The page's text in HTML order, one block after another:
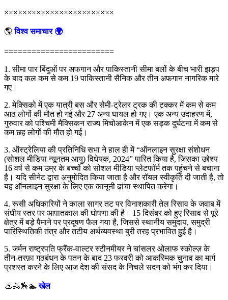
××××××××××××××××××××××××
🌎विश्व समाचार 🌍
========================
1. सीमा पार बिंदुओं पर अफगान और पाकिस्तानी सीमा बलों के बीच भारी झड़प
के बाद कल कम से कम 19 पाकिस्तानी सैनिक और तीन अफगान नागरिक मारे
गए।
2. मेक्सिको में एक यात्री बस और सेमी-ट्रेलर ट्रक की टक्कर में कम से कम
आठ लोगों की मौत हो गई और 27 अन्य घायल हो गए। एक अन्य उदाहरण में,
गुरुवार को पश्चिमी मैक्सिकन राज्य मिचोआकेन में एक सड़क दुर्घटना में कम से
कम छह लोगों की मौत हो गई।
3. ऑस्ट्रेलिया की प्रतिनिधि सभा ने हाल ही में “ऑनलाइन सुरक्षा संशोधन
(सोशल मीडिया न्यूनतम आयु) विधेयक, 2024” पारित किया है, जिसका उद्देश्य
16 वर्ष से कम उम्र के बच्चों को सोशल मीडिया प्लेटफॉर्म तक पहुंचने से बचाना
है। यदि सीनेट द्वारा अनुमोदित किया जाता है और रॉयल स्वीकृति दी जाती है, तो
यह ऑनलाइन सुरक्षा के लिए एक कानूनी ढांचा स्थापित करेगा।
4. रूसी अधिकारियों ने काला सागर तट पर विनाशकारी तेल रिसाव के जवाब में
संघीय स्तर पर आपातकाल की घोषणा की है। 15 दिसंबर को हुए रिसाव से पूरे
क्षेत्र में बड़े पैमाने पर प्रदूषण फैल गया है, जिससे स्थानीय समुदाय, समुद्री
पारिस्थितिकी तंत्र और तटीय अर्थव्यवस्था बुरी तरह प्रभावित हुई है।
5. जर्मन राष्ट्रपति फ्रैंक-वाल्टर स्टीनमीयर ने चांसलर ओलाफ स्कोल्ज़ के
तीन-तरफ़ा गठबंधन के पतन के बाद 23 फरवरी को आकस्मिक चुनाव का मार्ग
प्रशस्त करने के लिए आज देश की संसद के निचले सदन को भंग कर दिया।
🚣🚴🏇🏊खेल